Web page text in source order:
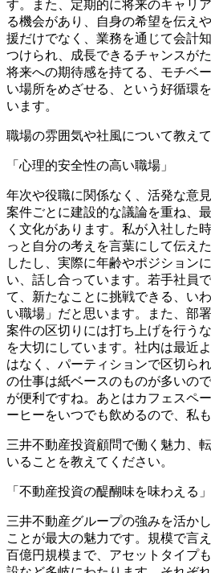
す。また、定期的に将来のキャリ
る機会があり、自身の希望を伝え
援だけでなく、業務を通じて会計
つけられ、成長できるチャンスが
将来への期待感を持てる、モチベ
い場所をめざせる、という好循環
います。
職場の雰囲気や社風について教えて
「心理的安全性の高い職場」
年次や役職に関係なく、活発な意
案件ごとに建設的な議論を重ね、
く文化があります。私が入社した
っと自分の考えを言葉にして伝え
したし、実際に年齢やポジション
い、話し合っています。若手社員
て、新たなことに挑戦できる、い
い職場」だと思います。また、部
案件の区切りには打ち上げを行う
を大切にしています。社内は最近
はなく、パーティションで区切ら
の仕事は紙ベースのものが多いの
が便利ですね。あとはカフェスペ
ーヒーをいつでも飲めるので、私
三井不動産投資顧問で働く魅力、
いることを教えてください。
「不動産投資の醍醐味を味わえる」
三井不動産グループの強みを活か
ことが最大の魅力です。規模で言
百億円規模まで、アセットタイプ